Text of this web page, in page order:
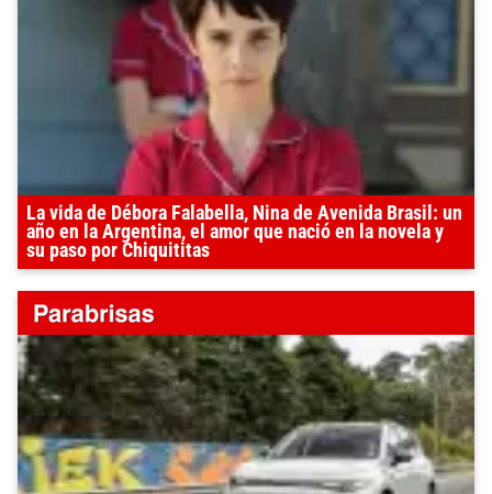
La vida de Débora Falabella, Nina de Avenida Brasil: un
año en la Argentina, el amor que nació en la novela y
su paso por Chiquititas